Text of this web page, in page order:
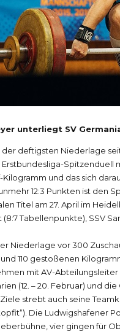
unterliegt SV
der deftigsten Niederlage
Erstbundesliga-Spitzenduell
und das sich
12:3 Punkten ist den
Titel am 27. April im
Tabellenpunkte), SSV
Niederlage vor 300
110 gestoßenen
mit AV-
(12. – 20. Februar) und
strebt auch seine
Die Ludwigshafener
vier gingen für